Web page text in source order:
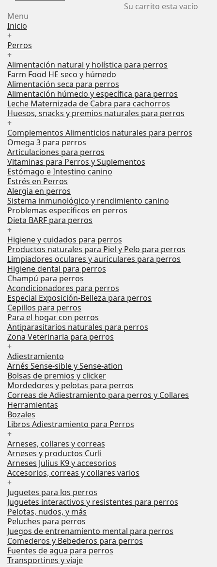
Su carrito esta vacío
Menu
Inicio
+
Perros
+
Alimentación natural y holística para perros
Farm Food HE seco y húmedo
Alimentación seca para perros
Alimentación húmedo y específica para perros
Leche Maternizada de Cabra para cachorros
Huesos, snacks y premios naturales para perros
+
Complementos Alimenticios naturales para perros
Omega 3 para perros
Articulaciones para perros
Vitaminas para Perros y Suplementos
Estómago e Intestino canino
Estrés en Perros
Alergia en perros
Sistema inmunológico y rendimiento canino
Problemas específicos en perros
Dieta BARF para perros
+
Higiene y cuidados para perros
Productos naturales para Piel y Pelo para perros
Limpiadores oculares y auriculares para perros
Higiene dental para perros
Champú para perros
Acondicionadores para perros
Especial Exposición-Belleza para perros
Cepillos para perros
Para el hogar con perros
Antiparasitarios naturales para perros
Zona Veterinaria para perros
+
Adiestramiento
Arnés Sense-sible y Sense-ation
Bolsas de premios y clicker
Mordedores y pelotas para perros
Correas de Adiestramiento para perros y Collares
Herramientas
Bozales
Libros Adiestramiento para Perros
+
Arneses, collares y correas
Arneses y productos Curli
Arneses Julius K9 y accesorios
Accesorios, correas y collares varios
+
Juguetes para los perros
Juguetes interactivos y resistentes para perros
Pelotas, nudos, y más
Peluches para perros
Juegos de entrenamiento mental para perros
Comederos y Bebederos para perros
Fuentes de agua para perros
Transportines y viaje